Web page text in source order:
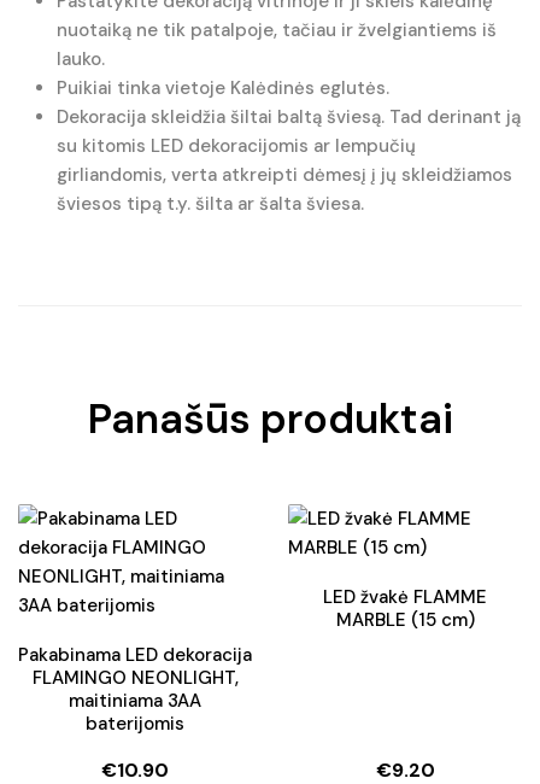
nuotaiką ne tik patalpoje, tačiau ir žvelgiantiems iš
lauko.
Puikiai tinka vietoje Kalėdinės eglutės.
Dekoracija skleidžia šiltai baltą šviesą. Tad derinant ją
su kitomis LED dekoracijomis ar lempučių
girliandomis, verta atkreipti dėmesį į jų skleidžiamos
šviesos tipą t.y. šilta ar šalta šviesa.
Panašūs produktai
Pakabinama LED dekoracija
FLAMINGO NEONLIGHT,
maitiniama 3AA
baterijomis
€10.90
LED žvakė FLAMME
MARBLE (15 cm)
€9.20